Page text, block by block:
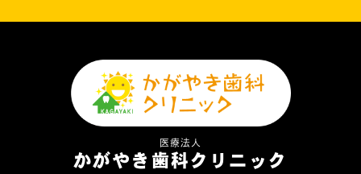
医療法人
かがやき歯科クリニック